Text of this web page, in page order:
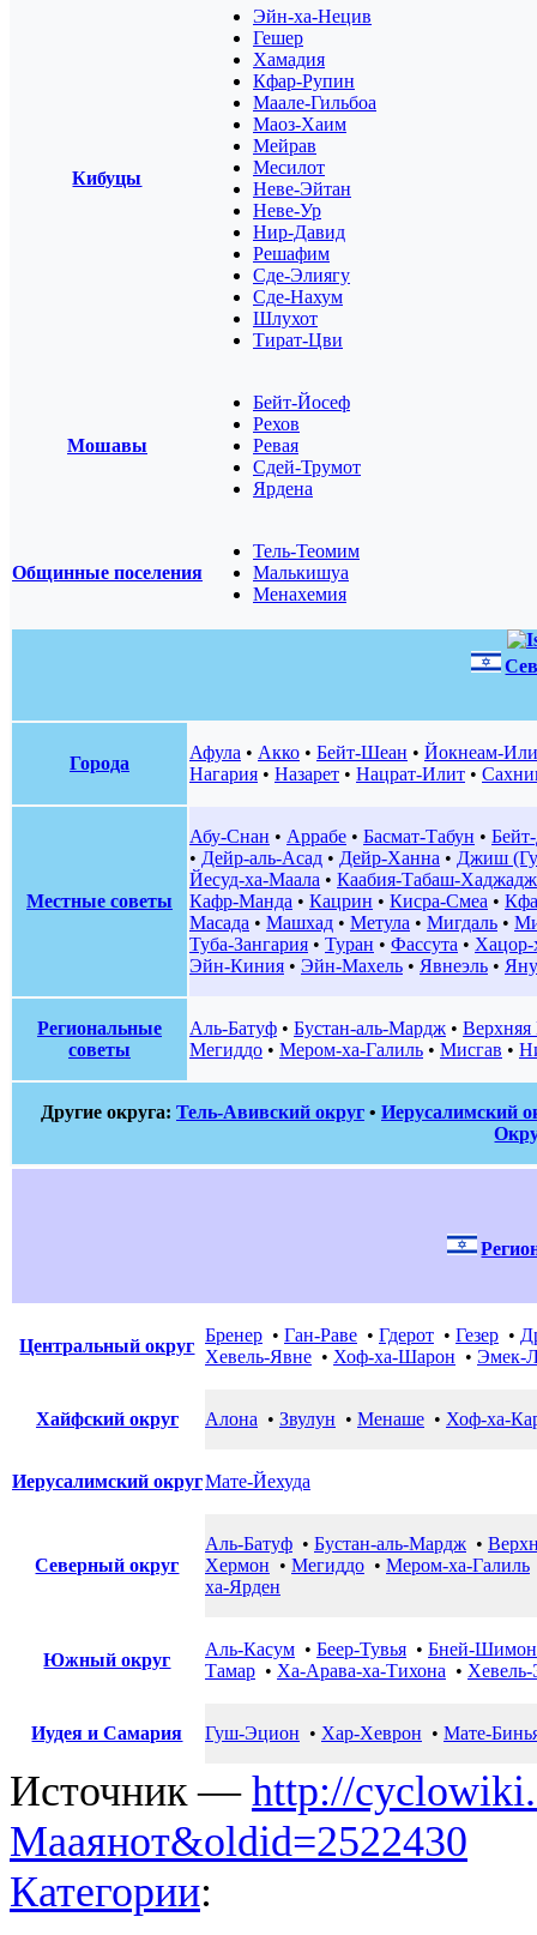
Кибуцы
Эйн-ха-Нецив
Гешер
Хамадия
Кфар-Рупин
Маале-Гильбоа
Маоз-Хаим
Мейрав
Месилот
Неве-Эйтан
Неве-Ур
Нир-Давид
Решафим
Сде-Элиягу
Сде-Нахум
Шлухот
Тират-Цви
Мошавы
Бейт-Йосеф
Рехов
Ревая
Сдей-Трумот
Ярдена
Общинные поселения
Тель-Теомим
Малькишуа
Менахемия
Города
Афула • Акко • Бейт-Шеан • Йокнеам-
Нагария • Назарет • Нацрат-Илит •
Местные советы
Абу-Снан • Аррабе • Басмат-Табун •
• Дейр-аль-Асад • Дейр-Ханна • Джиш
Йесуд-ха-Маала • Каабия-Табаш-
Кафр-Манда • Кацрин • Кисра-Смеа •
Масада • Машхад • Метула • Мигдаль •
Туба-Зангария • Туран • Фассута • Хацор-
Эйн-Киния • Эйн-Махель • Явнеэль •
Региональные
советы
Аль-Батуф • Бустан-аль-Мардж • Верхняя
Мегиддо • Мером-ха-Галиль • Мисгав •
Другие округа: Тель-Авивский округ • Иерусалимский
Центральный округ
Бренер • Ган-Раве • Гдерот • Гезер •
Хевель-Явне • Хоф-ха-Шарон • Эмек-
Хайфский округ Алона • Звулун • Менаше • Хоф-ха-
Иерусалимский округМате-Йехуда
Северный округ
Аль-Батуф • Бустан-аль-Мардж •
Хермон • Мегиддо • Мером-ха-Галиль
ха-Ярден
Южный округ
Аль-Касум • Беер-Тувья • Бней-Шимон
Тамар • Ха-Арава-ха-Тихона •
Иудея и Самария Гуш-Эцион • Хар-Хеврон • Мате-
Источник — http://
Мааянот&oldid=2522430
Категории: